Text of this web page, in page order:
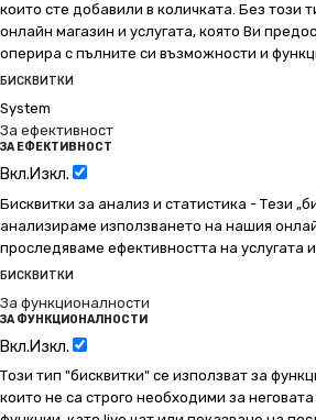
които сте добавили в количката. Без този
онлайн магазин и услугата, която Ви
оперира с пълните си възможности и
БИСКВИТКИ
System
За ефективност
ЗА ЕФЕКТИВНОСТ
Вкл.Изкл.
Бисквитки за анализ и статистика - Тези
анализираме използването на нашия
проследяваме ефективността на услугата
БИСКВИТКИ
За функционалности
ЗА ФУНКЦИОНАЛНОСТИ
Вкл.Изкл.
Този тип "бисквитки" се използват за
които не са строго необходими за